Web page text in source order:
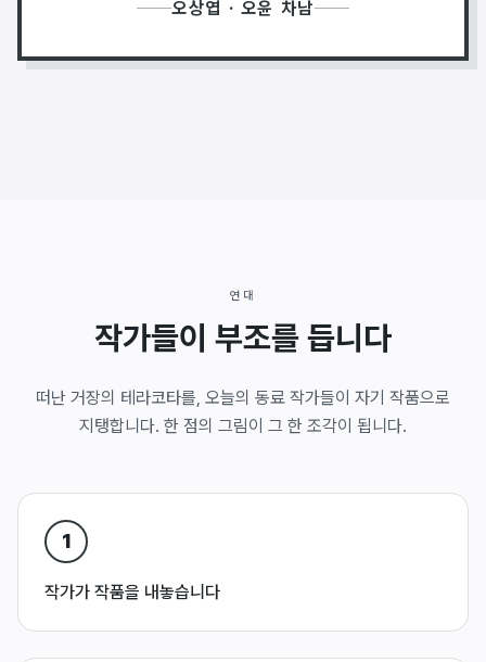
오상엽 · 오윤 차남
연대
작가들이 부조를 듭니다
떠난 거장의 테라코타를, 오늘의 동료 작가들이 자기 작품으로
지탱합니다. 한 점의 그림이 그 한 조각이 됩니다.
1
작가가 작품을 내놓습니다